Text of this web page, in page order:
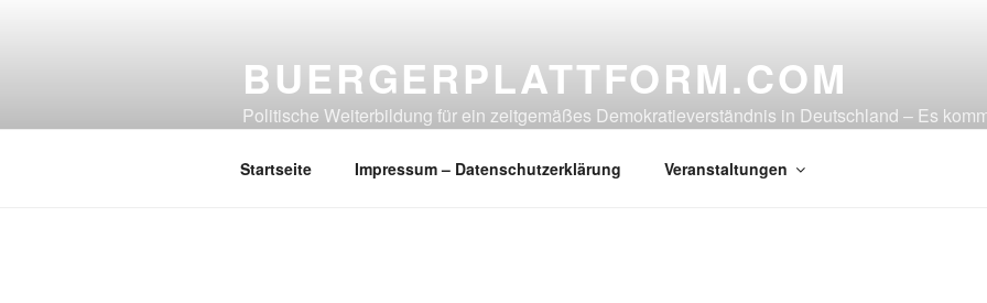
BUERGERPLATTFORM.COM
Politische Weiterbildung für ein zeitgemäßes Demokratieverständnis in Deutschland – Es
Startseite Impressum – Datenschutzerklärung Veranstaltungen